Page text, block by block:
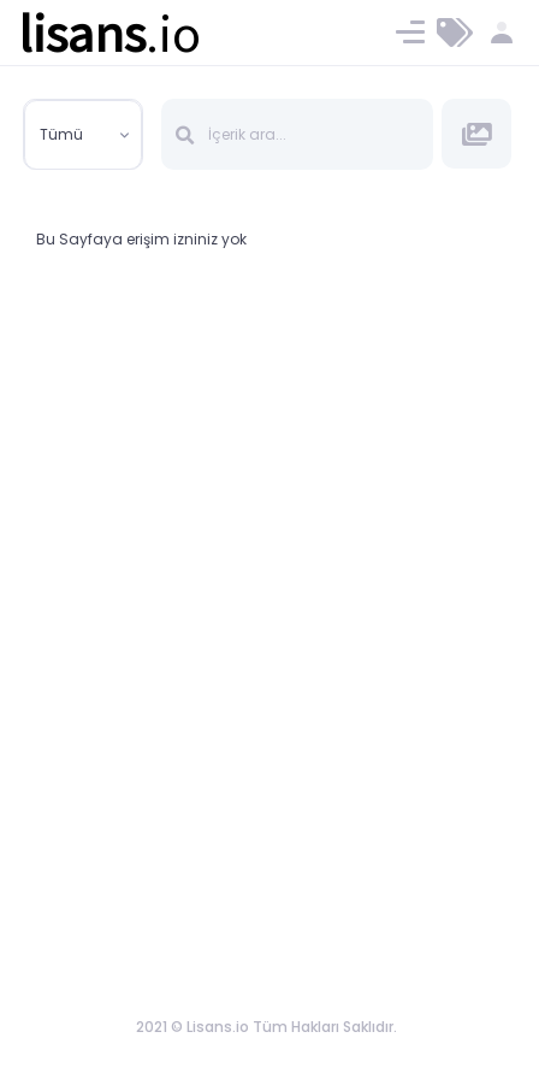
lisans.io Ücret ve Planlar
Tümü
Bu Sayfaya erişim izniniz yok
2021 © Lisans.io Tüm Hakları Saklıdır.